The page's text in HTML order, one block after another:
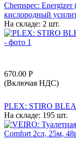
Chemspec:
кислородный
На складе: 2 шт.
670.00 Р
(Включая НДС)
PLEX: STIRO
На складе: 195 шт.